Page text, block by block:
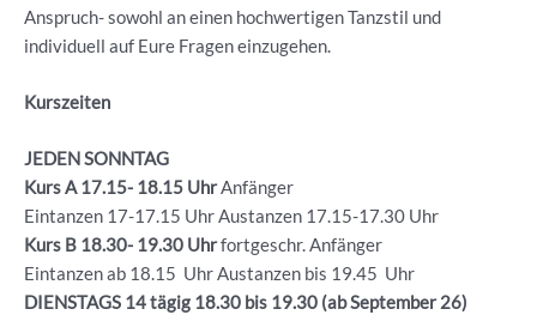
Anspruch- sowohl an einen hochwertigen Tanzstil und
individuell auf Eure Fragen einzugehen.
Kurszeiten
JEDEN SONNTAG
Kurs A 17.15- 18.15 UhrAnfänger
Eintanzen 17-17.15 Uhr Austanzen 17.15-17.30 Uhr
Kurs B 18.30- 19.30 Uhrfortgeschr. Anfänger
Eintanzen ab 18.15 Uhr Austanzen bis 19.45 Uhr
DIENSTAGS 14 tägig 18.30 bis 19.30 (ab September 26)